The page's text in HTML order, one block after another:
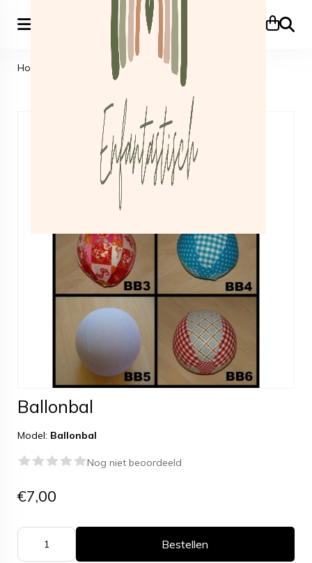
Zoeken
Home Kraamcadeautjes Ballonbal
Ballonbal
Model: Ballonbal
Nog niet beoordeeld
€7,00
Bestellen